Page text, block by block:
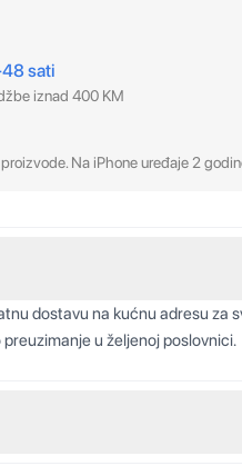
sati
iznad 400 KM
Na iPhone uređaje 2
dostavu na kućnu adresu za
u željenoj poslovnici.